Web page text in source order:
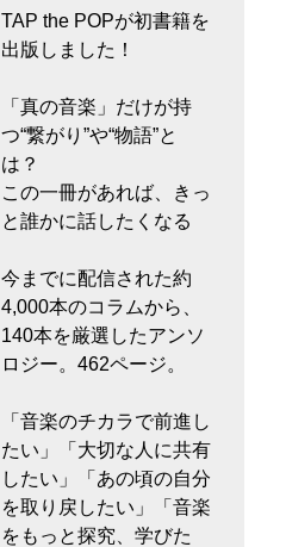
TAP the POPが初書籍を
出版しました！
「真の音楽」だけが持
つ“繋がり”や“物語”と
は？
この一冊があれば、きっ
と誰かに話したくなる
今までに配信された約
4,000本のコラムから、
140本を厳選したアンソ
ロジー。462ページ。
「音楽のチカラで前進し
たい」「大切な人に共有
したい」「あの頃の自分
を取り戻したい」「音楽
をもっと探究、学びた